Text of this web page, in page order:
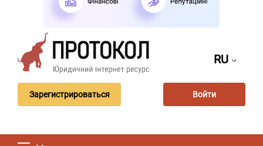
RU
Зарегистрироваться Войти